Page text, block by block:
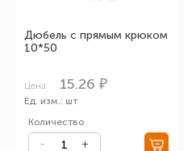
Дюбель с прямым крюком
10*50
Цена: 15.26 ₽
Ед. изм.: шт
Количество